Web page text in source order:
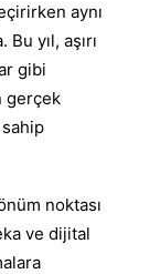
aynı
yıl, aşırı
gibi
gerçek
noktası
ve dijital